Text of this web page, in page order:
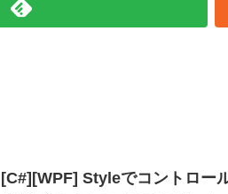
[C#][WPF] Styleでコントロー